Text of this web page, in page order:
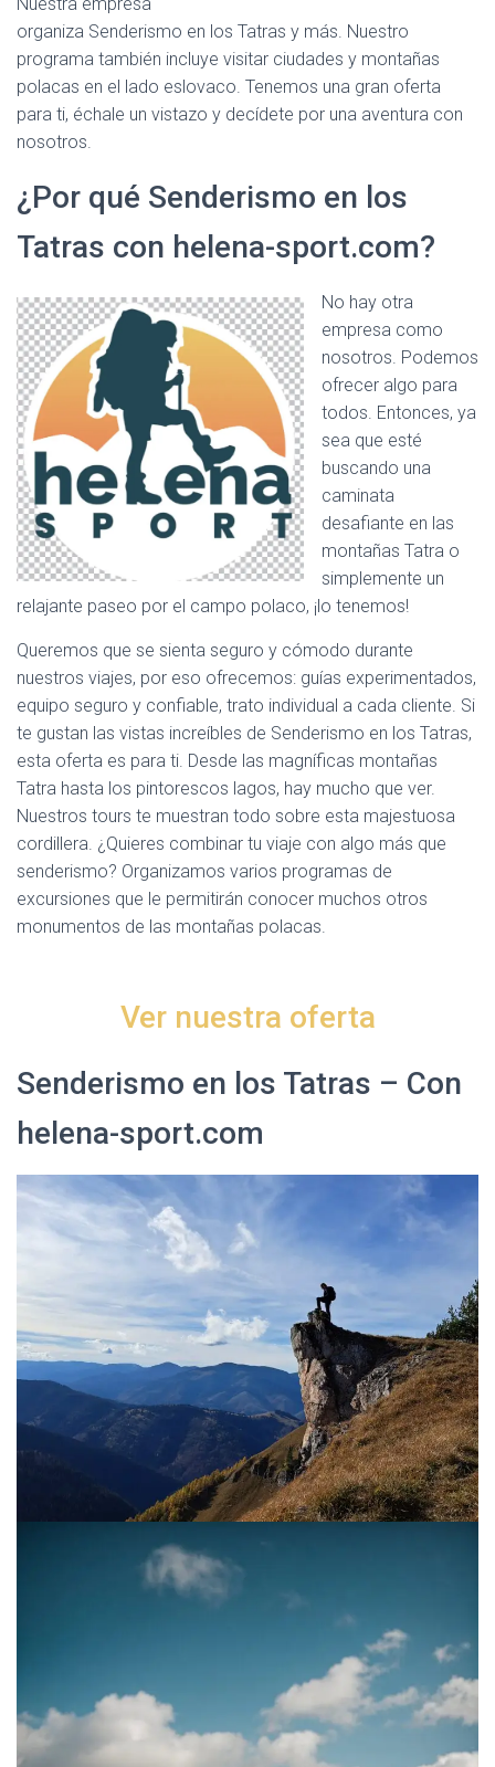
organiza Senderismo en los Tatras y más. Nuestro
programa también incluye visitar ciudades y montañas
polacas en el lado eslovaco. Tenemos una gran oferta
para ti, échale un vistazo y decídete por una aventura con
nosotros.
¿Por qué Senderismo en los
Tatras con helena-sport.com?
No hay otra
empresa como
nosotros. Podemos
ofrecer algo para
todos. Entonces, ya
sea que esté
buscando una
caminata
desafiante en las
montañas Tatra o
simplemente un
relajante paseo por el campo polaco, ¡lo tenemos!
Queremos que se sienta seguro y cómodo durante
nuestros viajes, por eso ofrecemos: guías experimentados,
equipo seguro y confiable, trato individual a cada cliente. Si
te gustan las vistas increíbles de Senderismo en los Tatras,
esta oferta es para ti. Desde las magníficas montañas
Tatra hasta los pintorescos lagos, hay mucho que ver.
Nuestros tours te muestran todo sobre esta majestuosa
cordillera. ¿Quieres combinar tu viaje con algo más que
senderismo? Organizamos varios programas de
excursiones que le permitirán conocer muchos otros
monumentos de las montañas polacas.
Ver nuestra oferta
Senderismo en los Tatras – Con
helena-sport.com